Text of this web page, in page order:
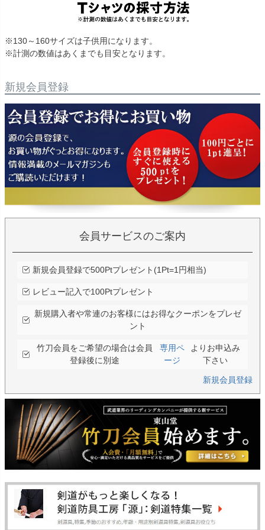
※130～160サイズは子供用になります。
※計測の数値はあくまでも目安となります。
新規会員登録
会員サービスのご案内
新規会員登録で500Ptプレゼント(1Pt=1円相当)
レビュー記入で100Ptプレゼント
新規購入者や常連のお客様にはお得なクーポンをプレゼ
ント
竹刀会員をご希望の場合は会員
登録後に別途
専用ペ
ージ
よりお申込み
下さい
新規会員登録